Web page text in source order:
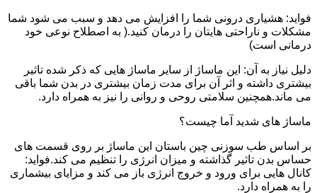
فواید: هشیاری درونی شما را افزایش می دهد و سبب می شود شما
مشکلات و ناراحتی هایتان را درمان کنید.( به اصطلاح نوعی خود
درمانی است)
دلیل نیاز به آن: این ماساژ از سایر ماساژ هایی که ذکر شده تاثیر
بیشتری داشته و اثر آن برای مدت زمان بیشتری در بدن شما باقی
می ماند.همچنین سلامتی روحی و روانی را نیز به همراه دارد.
ماساژ های شدید آما چیست؟
بر اساس طب سوزنی چین باستان این ماساژ بر روی قسمت های
حساس بدن تاثیر گذاشته و میزان انرژی را تنظیم می کند.فواید:
کانال هایی برای ورود و خروج انرژی باز می کند و مزایای بیشماری
را به همراه دارد.